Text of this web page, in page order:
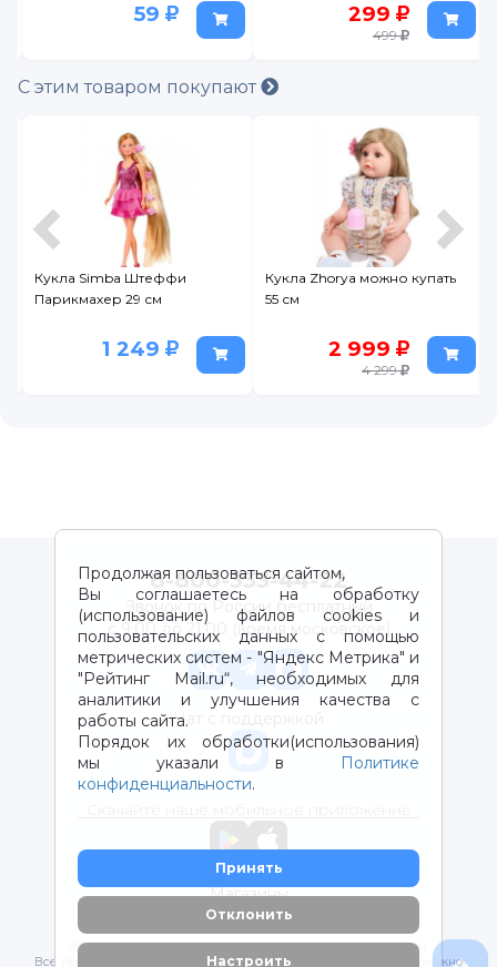
59 299
499
С этим товаром покупают
Кукла Simba Штеффи
Парикмахер 29 см
1 249
Кукла Zhorya можно купать
55 см
2 999
4 299
Продолжая пользоваться сайтом,
Вы соглашаетесь на обработку
(использование) файлов cookies и
пользовательских данных с помощью
метрических систем - "Яндекс Метрика" и
"Рейтинг Mail.ru“, необходимых для
аналитики и улучшения качества с
работы сайта.
Порядок их обработки(использования)
мы указали в
Политике
конфиденциальности.
Принять
Отклонить
Настроить
8-800-333-44-22
Звонок по России бесплатный
с 9:00 до 21:00 (время московское)
Чат с поддержкой
Магазины
2012-2026 © ООО "ВОТОНЯ". Детские товары с доставкой
Все права защищены. Любое использование материалов возможно